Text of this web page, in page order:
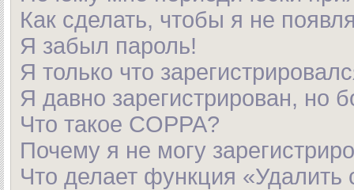
Как сделать, чтобы я не
Я забыл пароль!
Я только что
Я давно зарегистрирован, но
Что такое COPPA?
Почему я не могу
Что делает функция